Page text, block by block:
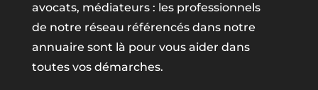
avocats, médiateurs : les professionnels
de notre réseau référencés dans notre
annuaire sont là pour vous aider dans
toutes vos démarches.